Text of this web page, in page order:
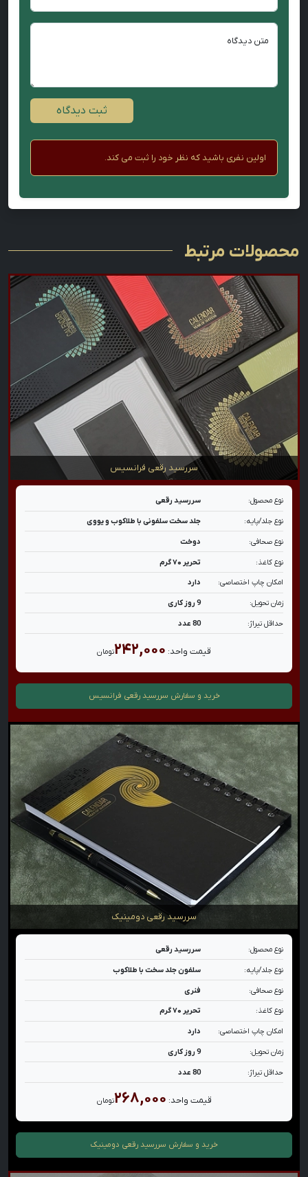
متن دیدگاه
ثبت دیدگاه
اولین نفری باشید که نظر خود را ثبت می کند.
محصولات مرتبط
سررسید رقعی فرانسیس
نوع محصول: سررسید رقعی
نوع جلد/پایه: جلد سخت سلفونی با طلاکوب و یووی
نوع صحافی: دوخت
نوع کاغذ: تحریر ۷۰ گرم
امکان چاپ اختصاصی: دارد
زمان تحویل: 9 روز کاری
حداقل تیراژ: 80 عدد
قیمت واحد: ۲۴۲,۰۰۰تومان
خرید و سفارش سررسید رقعی فرانسیس
سررسید رقعی دومینیک
نوع محصول: سررسید رقعی
نوع جلد/پایه: سلفون جلد سخت با طلاکوب
نوع صحافی: فنری
نوع کاغذ: تحریر ۷۰ گرم
امکان چاپ اختصاصی: دارد
زمان تحویل: 9 روز کاری
حداقل تیراژ: 80 عدد
قیمت واحد: ۲۶۸,۰۰۰تومان
خرید و سفارش سررسید رقعی دومینیک